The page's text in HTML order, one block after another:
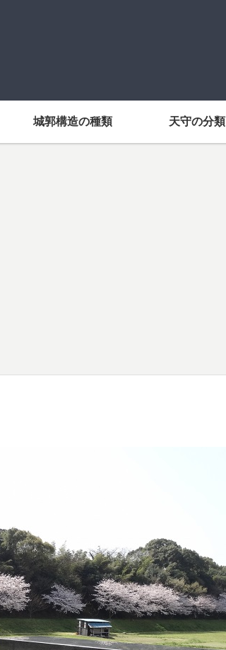
城郭構造の種類 天守の分類